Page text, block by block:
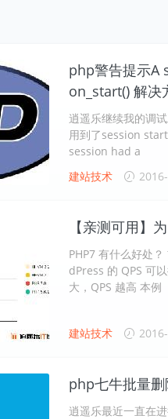
php警告提示A
on_start() 解决
逍遥乐继续我的调
用到了session
session had a
建站技术
【亲测可用】
PHP7 有什么好处
dPress 的 QPS 可
大，QPS 越高 本例
建站技术
php七牛批量
逍遥乐最近一直在